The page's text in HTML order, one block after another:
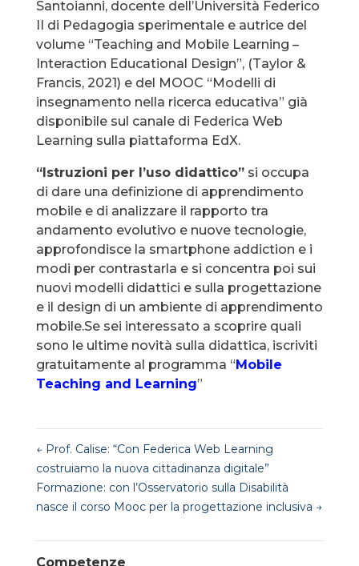
Santoianni, docente dell’Università Federico
II di Pedagogia sperimentale e autrice del
volume “Teaching and Mobile Learning –
Interaction Educational Design”, (Taylor &
Francis, 2021) e del MOOC “Modelli di
insegnamento nella ricerca educativa” già
disponibile sul canale di Federica Web
Learning sulla piattaforma EdX.
“Istruzioni per l’uso didattico”si occupa
di dare una definizione di apprendimento
mobile e di analizzare il rapporto tra
andamento evolutivo e nuove tecnologie,
approfondisce la smartphone addiction e i
modi per contrastarla e si concentra poi sui
nuovi modelli didattici e sulla progettazione
e il design di un ambiente di apprendimento
mobile.Se sei interessato a scoprire quali
sono le ultime novità sulla didattica, iscriviti
gratuitamente al programma “ Mobile
Teaching and Learning”
←Prof. Calise: “Con Federica Web Learning
costruiamo la nuova cittadinanza digitale”
Formazione: con l’Osservatorio sulla Disabilità
nasce il corso Mooc per la progettazione inclusiva →
Competenze